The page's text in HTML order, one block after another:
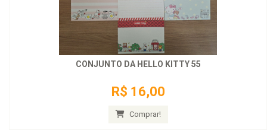
CONJUNTO DA HELLO KITTY 55
R$ 16,00
Comprar!